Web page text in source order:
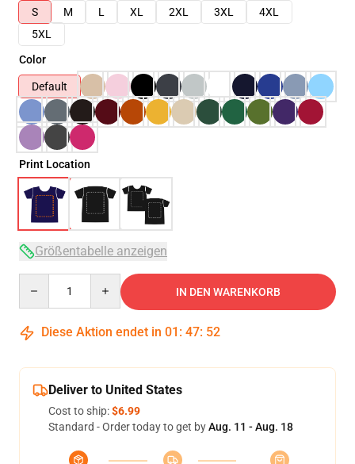
S
M L XL 2XL 3XL
4XL
5XL
Color
Default
Print Location
Größentabelle anzeigen
IN DEN WARENKORB
Diese Aktion endet in 01 : 47: 51
Deliver to United States
Cost to ship:$6.99
Standard - Order today to get byAug. 11 - Aug. 18